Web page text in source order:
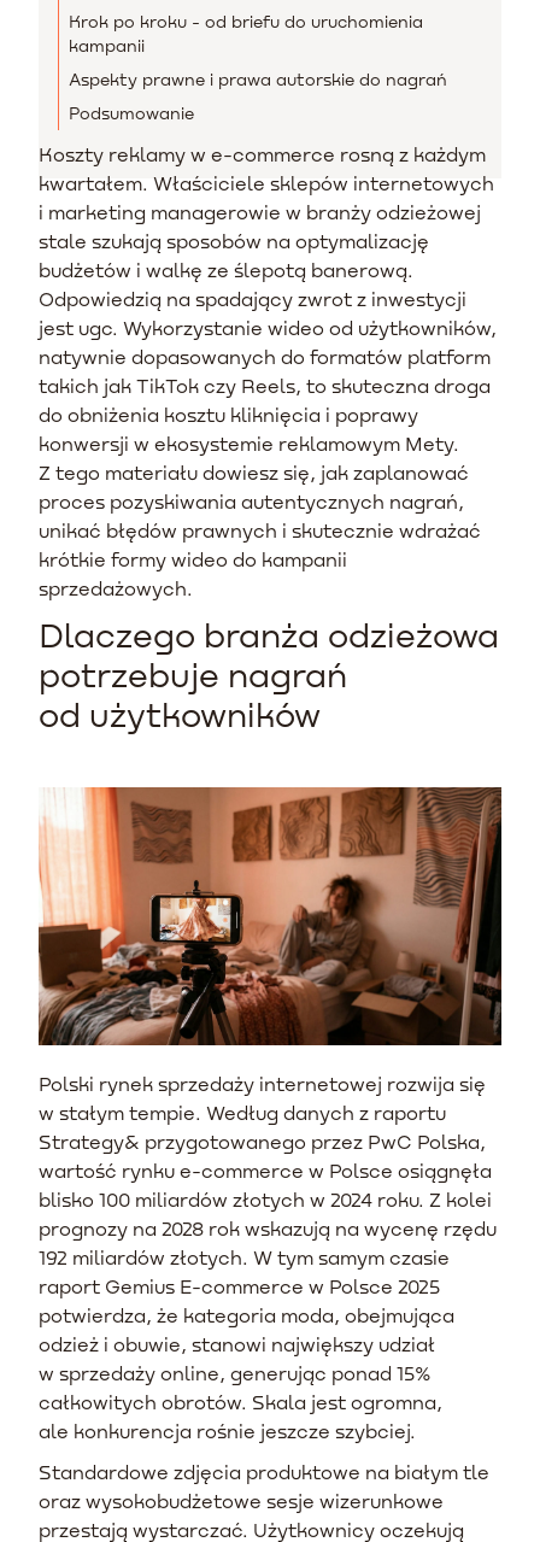
Krok po kroku - od briefu do uruchomienia
kampanii
Aspekty prawne i prawa autorskie do nagrań
Podsumowanie
Koszty reklamy w e-commerce rosną z każdym
kwartałem. Właściciele sklepów internetowych
i marketing managerowie w branży odzieżowej
stale szukają sposobów na optymalizację
budżetów i walkę ze ślepotą banerową.
Odpowiedzią na spadający zwrot z inwestycji
jest ugc. Wykorzystanie wideo od użytkowników,
natywnie dopasowanych do formatów platform
takich jak TikTok czy Reels, to skuteczna droga
do obniżenia kosztu kliknięcia i poprawy
konwersji w ekosystemie reklamowym Mety.
Z tego materiału dowiesz się, jak zaplanować
proces pozyskiwania autentycznych nagrań,
unikać błędów prawnych i skutecznie wdrażać
krótkie formy wideo do kampanii
sprzedażowych.
Dlaczego branża odzieżowa
potrzebuje nagrań
od użytkowników
Polski rynek sprzedaży internetowej rozwija się
w stałym tempie. Według danych z raportu
Strategy& przygotowanego przez PwC Polska,
wartość rynku e-commerce w Polsce osiągnęła
blisko 100 miliardów złotych w 2024 roku. Z kolei
prognozy na 2028 rok wskazują na wycenę rzędu
192 miliardów złotych. W tym samym czasie
raport Gemius E-commerce w Polsce 2025
potwierdza, że kategoria moda, obejmująca
odzież i obuwie, stanowi największy udział
w sprzedaży online, generując ponad 15%
całkowitych obrotów. Skala jest ogromna,
ale konkurencja rośnie jeszcze szybciej.
Standardowe zdjęcia produktowe na białym tle
oraz wysokobudżetowe sesje wizerunkowe
przestają wystarczać. Użytkownicy oczekują